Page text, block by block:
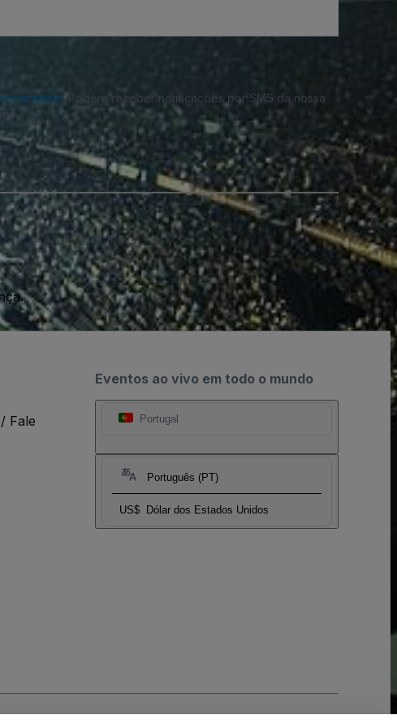
. Poderá receber notificações por SMS da nossa
Eventos ao vivo em todo o mundo
Portugal
Português (PT)
US$ Dólar dos Estados Unidos
Fale